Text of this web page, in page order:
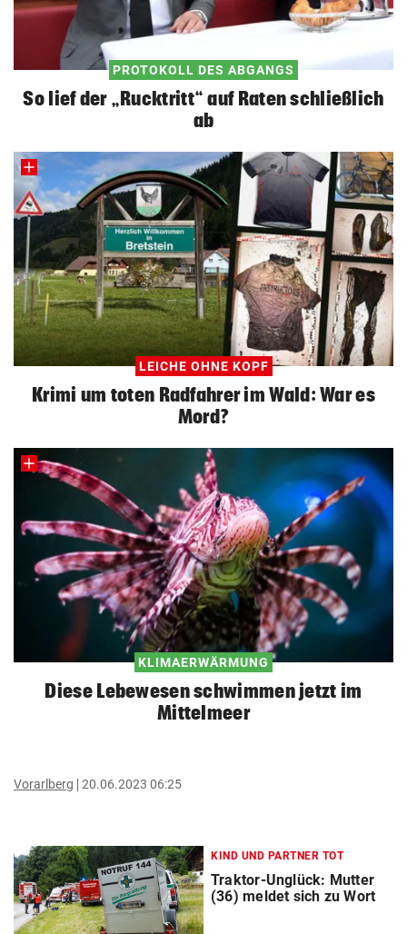
PROTOKOLL DES ABGANGS
So lief der „Rucktritt“ auf Raten schließlich
ab
LEICHE OHNE KOPF
Krimi um toten Radfahrer im Wald: War es
Mord?
KLIMAERWÄRMUNG
Diese Lebewesen schwimmen jetzt im
Mittelmeer
Vorarlberg 20.06.2023 06:25
KIND UND PARTNER TOT
Traktor-Unglück: Mutter
(36) meldet sich zu Wort